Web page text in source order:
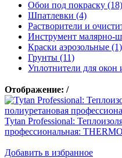
Обои под покраску (18)
Шпатлевки (4)
Растворители и
Инструмент малярно-
Краски аэрозольные (1)
Грунты (11)
Уплотнители для окон
Отображение: /
Tytan Professional:
профессиональная:
Добавить в избранное